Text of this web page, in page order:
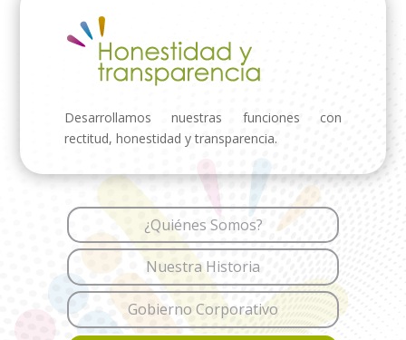
Desarrollamos nuestras funciones con
rectitud, honestidad y transparencia.
¿Quiénes Somos?
Nuestra Historia
Gobierno Corporativo